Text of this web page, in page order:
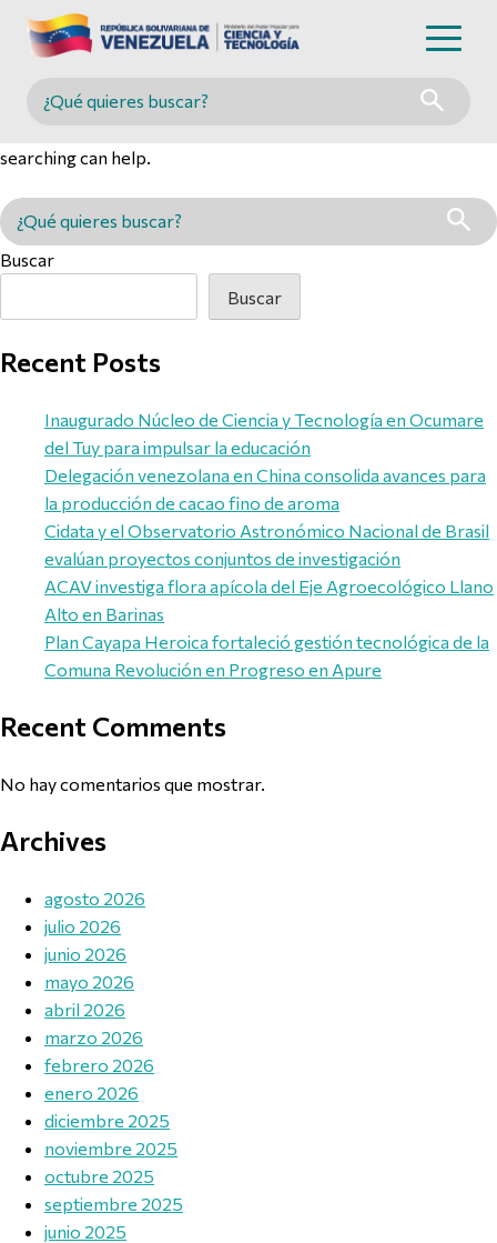
Buscar en MINCYT
searching can help.
Buscar en MINCYT
Buscar
Buscar
Recent Posts
Inaugurado Núcleo de Ciencia y Tecnología en Ocumare
del Tuy para impulsar la educación
Delegación venezolana en China consolida avances para
la producción de cacao fino de aroma
Cidata y el Observatorio Astronómico Nacional de Brasil
evalúan proyectos conjuntos de investigación
ACAV investiga flora apícola del Eje Agroecológico Llano
Alto en Barinas
Plan Cayapa Heroica fortaleció gestión tecnológica de la
Comuna Revolución en Progreso en Apure
Recent Comments
No hay comentarios que mostrar.
Archives
agosto 2026
julio 2026
junio 2026
mayo 2026
abril 2026
marzo 2026
febrero 2026
enero 2026
diciembre 2025
noviembre 2025
octubre 2025
septiembre 2025
junio 2025